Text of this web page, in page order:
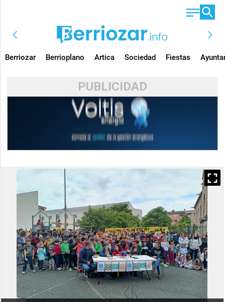
chevron_left chevron_right
Berriozar Berrioplano Artica Sociedad Fiestas
PUBLICIDAD